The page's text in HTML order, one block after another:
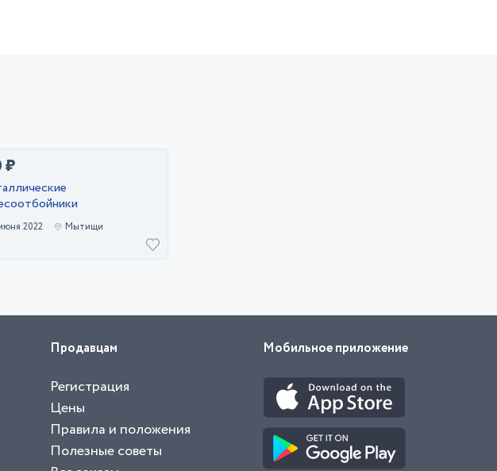
₽
2022 Мытищи
Продавцам
Регистрация
Цены
Правила и положения
Полезные советы
Мобильное приложение